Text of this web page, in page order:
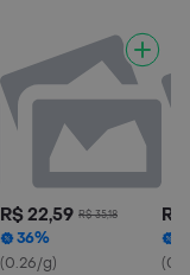
R$ 22,59 R$ 35,18
36%
(0.26/g)
R$